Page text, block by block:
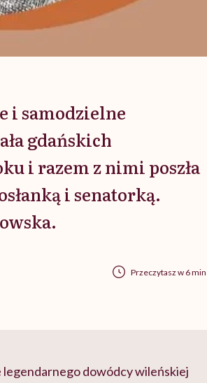
i samodzielne
gdańskich
i razem z nimi poszła
i senatorką.
Przeczytasz w 6 min
legendarnego dowódcy wileńskiej